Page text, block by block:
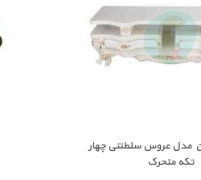
مدل عروس سلطنتی چهار
تکه متحرک